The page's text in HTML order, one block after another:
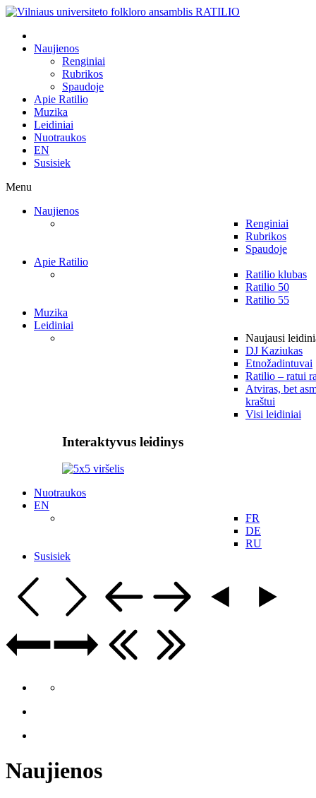
Naujienos
Renginiai
Rubrikos
Spaudoje
Apie Ratilio
Muzika
Leidiniai
Nuotraukos
EN
Susisiek
Menu
Naujienos
Renginiai
Rubrikos
Spaudoje
Apie Ratilio
Ratilio klubas
Ratilio 50
Ratilio 55
Muzika
Leidiniai
Naujausi
DJ Kaziukas
Etnožadintuvai
Ratilio – ratui
Atviras, bet
kraštui
Visi leidiniai
Interaktyvus leidinys
Nuotraukos
EN
FR
DE
RU
Susisiek
Naujienos